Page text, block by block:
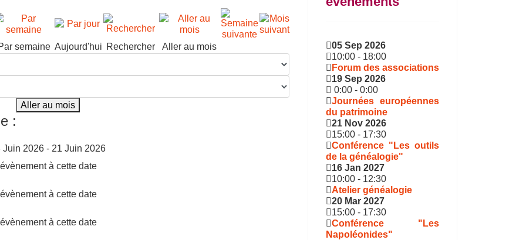
semaine Aujourd'hui Rechercher Aller au mois
Aller au mois
:
Juin 2026 - 21 Juin 2026
à cette date
à cette date
à cette date
05 Sep 2026
10:00 - 18:00
Forum des associations
19 Sep 2026
0:00 - 0:00
Journées européennes
du patrimoine
21 Nov 2026
15:00 - 17:30
Conférence "Les outils
de la généalogie"
16 Jan 2027
10:00 - 12:30
Atelier généalogie
20 Mar 2027
15:00 - 17:30
Conférence "Les
Napoléonides"